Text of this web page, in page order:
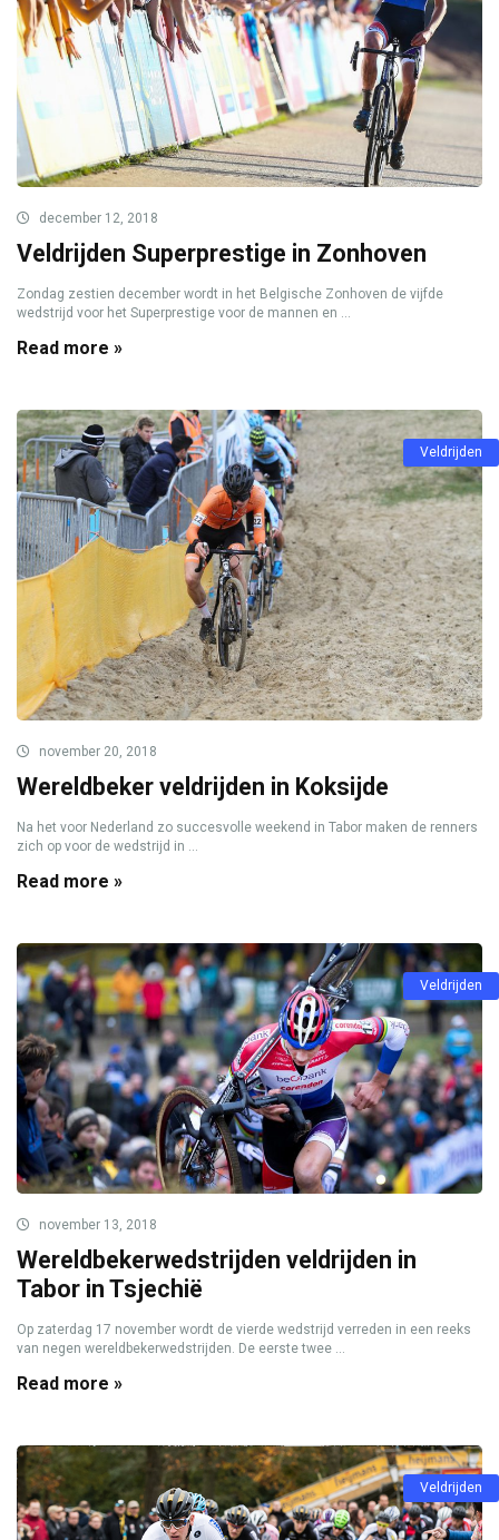
december 12, 2018
Veldrijden Superprestige in Zonhoven
Zondag zestien december wordt in het Belgische Zonhoven de vijfde
wedstrijd voor het Superprestige voor de mannen en ...
Read more »
Veldrijden
november 20, 2018
Wereldbeker veldrijden in Koksijde
Na het voor Nederland zo succesvolle weekend in Tabor maken de renners
zich op voor de wedstrijd in ...
Read more »
Veldrijden
november 13, 2018
Wereldbekerwedstrijden veldrijden in
Tabor in Tsjechië
Op zaterdag 17 november wordt de vierde wedstrijd verreden in een reeks
van negen wereldbekerwedstrijden. De eerste twee ...
Read more »
Veldrijden